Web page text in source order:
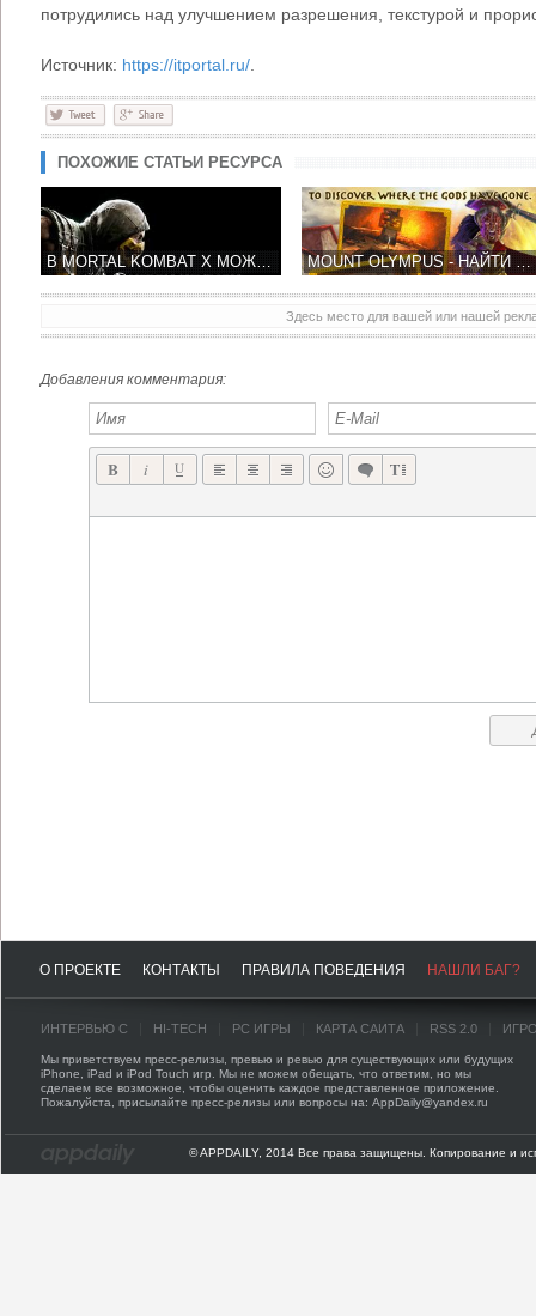
потрудились над улучшением разрешения, текстурой и
Источник: https://itportal.ru/
ПОХОЖИЕ СТАТЬИ РЕСУРСА
В MORTAL KOMBAT X МОЖНО БУДЕТ БЕСПЛАТНО ПОИГРАТЬ ЗА ДОПОЛНИТЕЛЬНЫХ ПЕРСОНАЖЕЙ MOUNT OLYMPUS - НАЙТИ БОГОВ ЗАДАЧА НЕ ПРОСТАЯ!
Здесь место для вашей или нашей
Добавления комментария:
О ПРОЕКТЕ КОНТАКТЫ ПРАВИЛА ПОВЕДЕНИЯ НАШЛИ БАГ?
ИНТЕРВЬЮ С HI-TECH PC ИГРЫ КАРТА САЙТА RSS 2.0
Мы приветствуем пресс-релизы, превью и ревью для существующих или будущих
iPhone, iPad и iPod Touch игр. Мы не можем обещать, что ответим, но мы
сделаем все возможное, чтобы оценить каждое представленное приложение.
Пожалуйста, присылайте пресс-релизы или вопросы на: AppDaily@yandex.ru
© APPDAILY, 2014 Все права защищены. Копирование и